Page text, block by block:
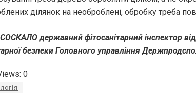
ділянок на необроблені, обробку треба
державний фітосанітарний інспектор
безпеки Головного управління
0